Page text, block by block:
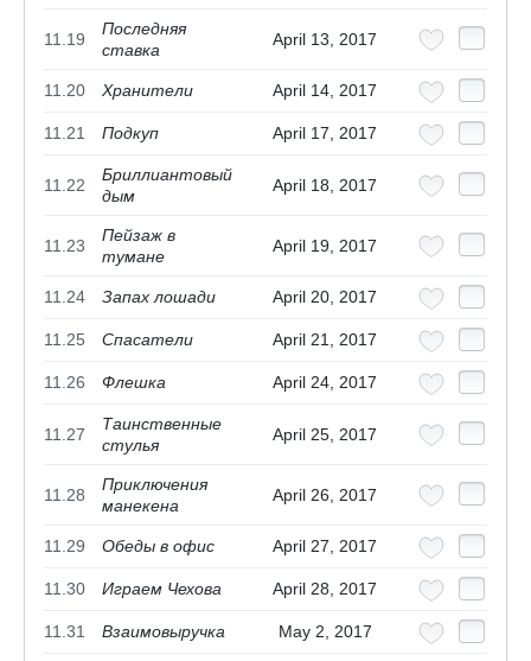
11.19
Последняя
ставка
April 13, 2017
11.20 Хранители April 14, 2017
11.21 Подкуп April 17, 2017
11.22
Бриллиантовый
дым
April 18, 2017
11.23
Пейзаж в
тумане
April 19, 2017
11.24 Запах лошади April 20, 2017
11.25 Спасатели April 21, 2017
11.26 Флешка April 24, 2017
11.27
Таинственные
стулья
April 25, 2017
11.28
Приключения
манекена
April 26, 2017
11.29 Обеды в офис April 27, 2017
11.30 Играем Чехова April 28, 2017
11.31 Взаимовыручка May 2, 2017